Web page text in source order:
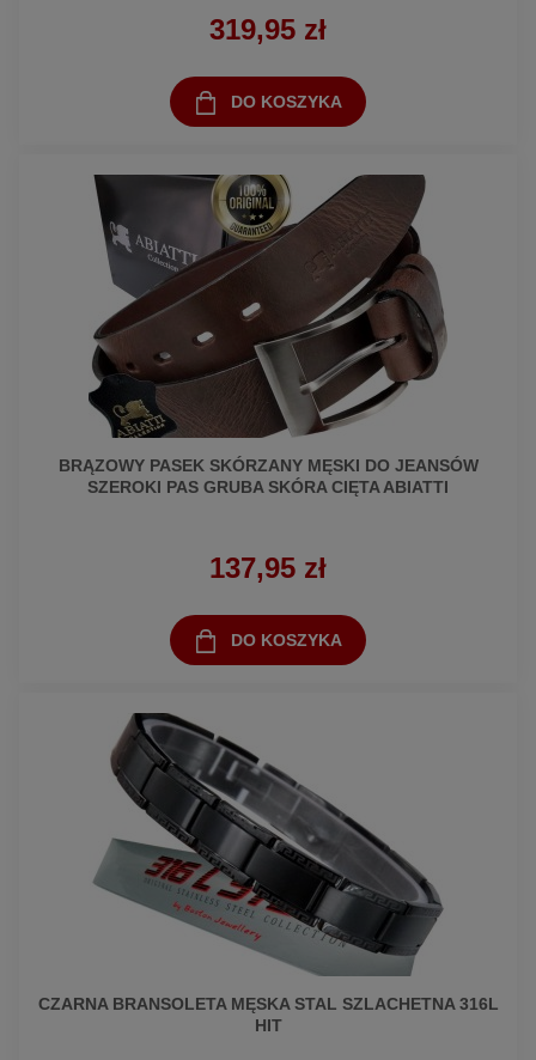
319,95 zł
DO KOSZYKA
BRĄZOWY PASEK SKÓRZANY MĘSKI DO JEANSÓW
SZEROKI PAS GRUBA SKÓRA CIĘTA ABIATTI
137,95 zł
DO KOSZYKA
CZARNA BRANSOLETA MĘSKA STAL SZLACHETNA 316L
HIT